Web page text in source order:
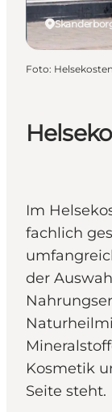
Im
fachlich
der
Kosmetik
Seite steht.
Foto: Helsekosten